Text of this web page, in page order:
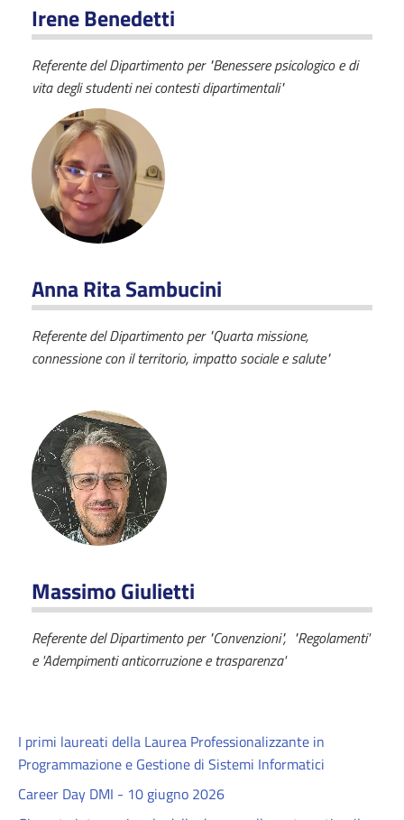
Irene Benedetti
Referente del Dipartimento per "Benessere psicologico e di
vita degli studenti nei contesti dipartimentali"
Anna Rita Sambucini
Referente del Dipartimento per "Quarta missione,
connessione con il territorio, impatto sociale e salute"
Massimo Giulietti
Referente del Dipartimento per "Convenzioni", "Regolamenti'
e 'Adempimenti anticorruzione e trasparenza'
I primi laureati della Laurea Professionalizzante in
Programmazione e Gestione di Sistemi Informatici
Career Day DMI - 10 giugno 2026